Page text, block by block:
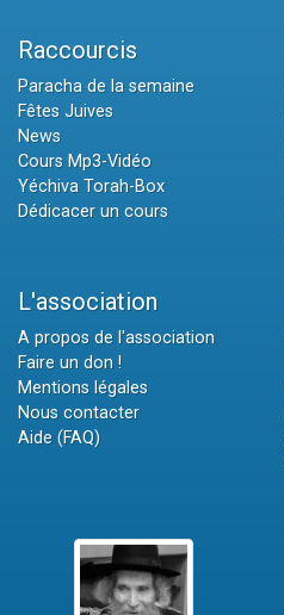
Raccourcis
Paracha de la semaine
Fêtes Juives
News
Cours Mp3-Vidéo
Yéchiva Torah-Box
Dédicacer un cours
L'association
A propos de l'association
Faire un don !
Mentions légales
Nous contacter
Aide (FAQ)